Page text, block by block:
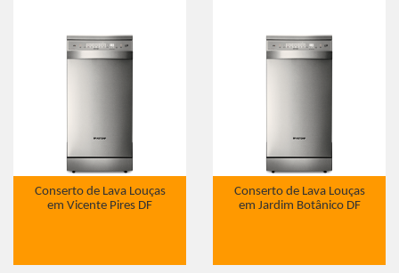
Conserto de Lava Louças
em Vicente Pires DF
Conserto de Lava Louças
em Jardim Botânico DF